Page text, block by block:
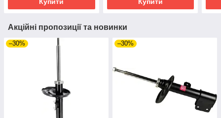
Купити Купити
Акційні пропозиції та новинки
–30% –30%